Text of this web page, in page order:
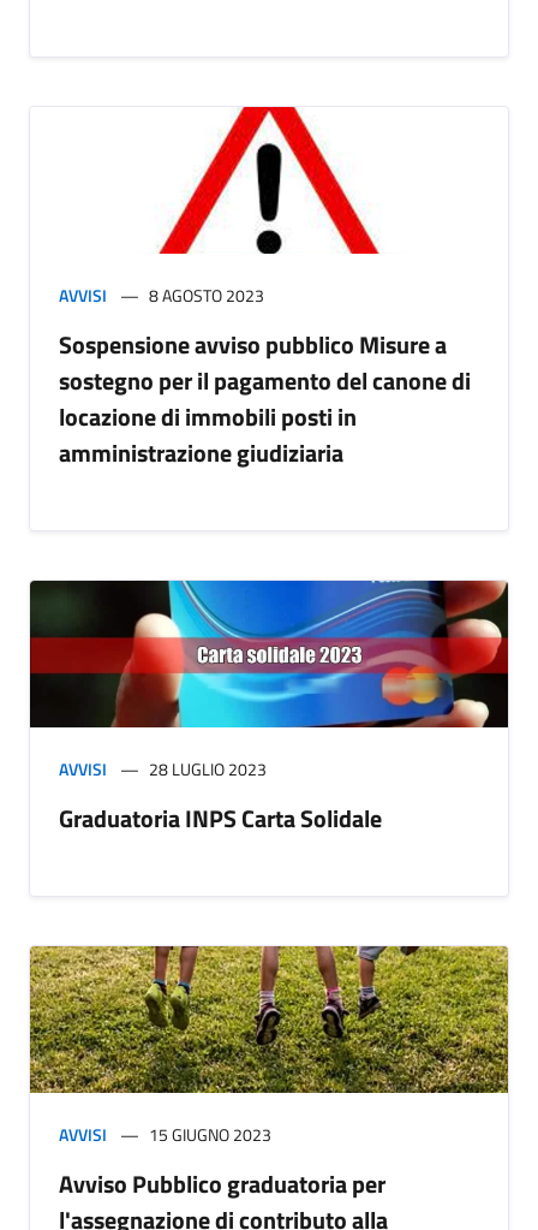
AVVISI 8 AGOSTO 2023
Sospensione avviso pubblico Misure a
sostegno per il pagamento del canone di
locazione di immobili posti in
amministrazione giudiziaria
AVVISI 28 LUGLIO 2023
Graduatoria INPS Carta Solidale
AVVISI 15 GIUGNO 2023
Avviso Pubblico graduatoria per
l'assegnazione di contributo alla